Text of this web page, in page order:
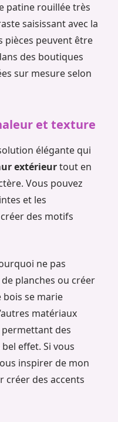
patine rouillée très
saisissant avec la
pièces peuvent être
des boutiques
sur mesure selon
et texture
élégante qui
extérieurtout en
Vous pouvez
et les
des motifs
ne pas
planches ou créer
bois se marie
matériaux
des
effet. Si vous
inspirer de mon
créer des accents